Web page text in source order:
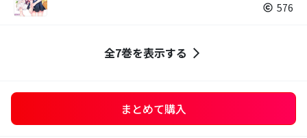
576
全7巻を表示する
まとめて購入